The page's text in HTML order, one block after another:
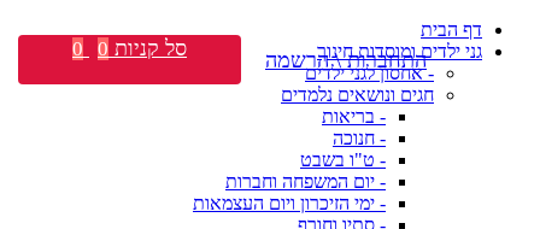
דף הבית
גני ילדים ומוסדות חינוך
- אחסון לגני ילדים
חגים ונושאים נלמדים
- בריאות
- חנוכה
- ט"ו בשבט
- יום המשפחה וחברות
- ימי הזיכרון ויום העצמאות
- סתיו וחורף
התחברות \ הרשמה סל קניות 0
0